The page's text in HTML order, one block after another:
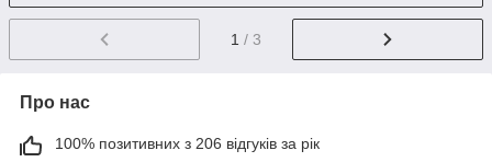
1 / 3
Про нас
100% позитивних з 206 відгуків за рік